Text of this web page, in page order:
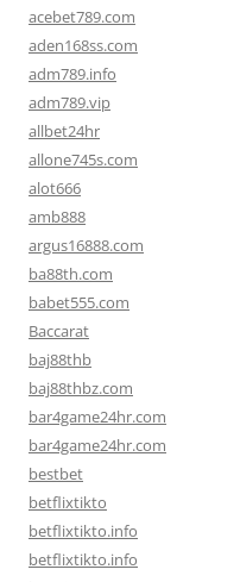
acebet789.com
aden168ss.com
adm789.info
adm789.vip
allbet24hr
allone745s.com
alot666
amb888
argus16888.com
ba88th.com
babet555.com
Baccarat
baj88thb
baj88thbz.com
bar4game24hr.com
bar4game24hr.com
bestbet
betflixtikto
betflixtikto.info
betflixtikto.info